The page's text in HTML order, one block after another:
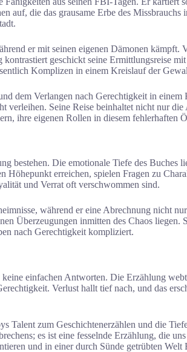
auf, die das grausame Erbe des
er mit seinen eigenen Dämonen
geschickt seine Ermittlungsreise
Komplizen in einem Kreislauf der
dem Verlangen nach Gerechtigkeit in
Seine Reise beinhaltet nicht nur
ihre eigenen Rollen in diesem fehlerhaften
bestehen. Die emotionale Tiefe des
Höhepunkt erreichen, spielen Fragen zu
und Verrat oft verschwommen sind.
während er eine Abrechnung nicht
Überzeugungen inmitten des Chaos
nach Gerechtigkeit kompliziert.
einfachen Antworten. Die Erzählung
Verlust hallt tief nach, und das
zum Geschichtenerzählen und die
es ist eine fesselnde Erzählung, die
und in einer durch Sünde getrübten Welt